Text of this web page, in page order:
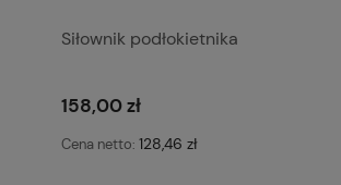
Siłownik podłokietnika
158,00 zł
Cena netto: 128,46 zł